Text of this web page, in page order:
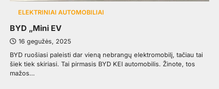
ELEKTRINIAI AUTOMOBILIAI
BYD „Mini EV
16 gegužės, 2025
BYD ruošiasi paleisti dar vieną nebrangų elektromobilį, tačiau tai
šiek tiek skiriasi. Tai pirmasis BYD KEI automobilis. Žinote, tos
mažos…